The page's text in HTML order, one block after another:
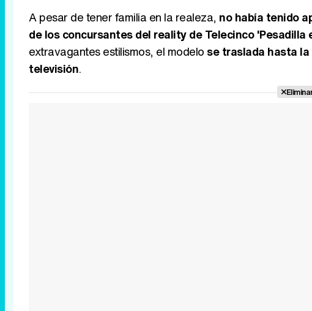
A pesar de tener familia en la realeza, no había tenido
de los concursantes del reality de Telecinco 'Pesadilla
extravagantes estilismos, el modelo se traslada hasta
televisión.